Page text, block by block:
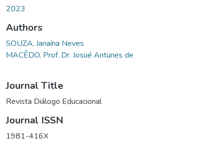
2023
Authors
SOUZA, Janaína Neves
MACÊDO, Prof. Dr. Josué Antunes de
Journal Title
Revista Diálogo Educacional
Journal ISSN
1981-416X